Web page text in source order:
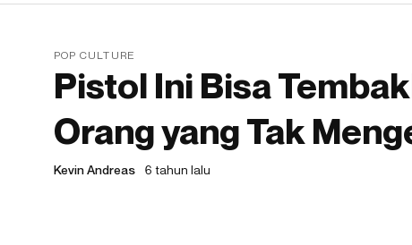
POP CULTURE
Pistol Ini Bisa
Orang yang Tak
Kevin Andreas 6 tahun lalu